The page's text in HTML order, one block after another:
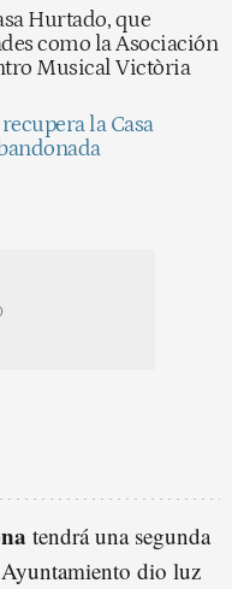
Hurtado, que
como la Asociación
Musical Victòria
la Casa
tendrá una segunda
dio luz